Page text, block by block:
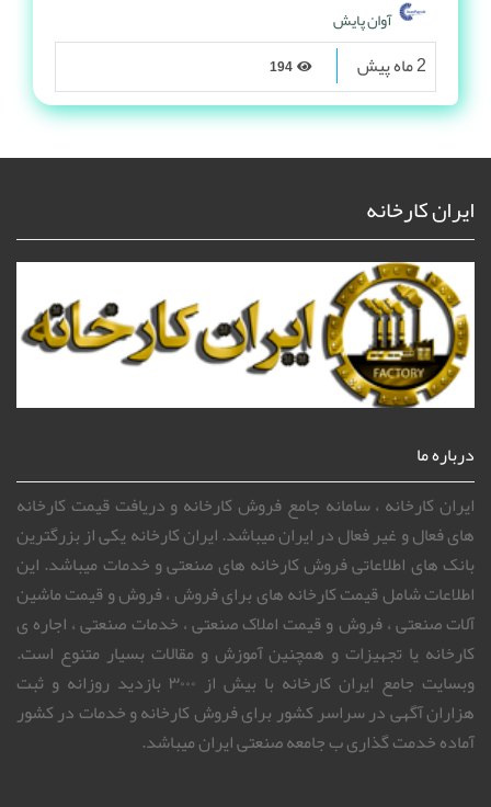
آوان پایش
2 ماه پیش
ایران کارخانه
درباره ما
ایران کارخانه ، سامانه جامع فروش کارخانه و دریافت قیمت کارخانه
های فعال و غیر فعال در ایران میباشد. ایران کارخانه یکی از بزرگترین
بانک های اطلاعاتی فروش کارخانه های صنعتی و خدمات میباشد. این
اطلاعات شامل قیمت کارخانه های برای فروش ، فروش و قیمت ماشین
آلات صنعتی ، فروش و قیمت املاک صنعتی ، خدمات صنعتی ، اجاره ی
کارخانه یا تجهیزات و همچنین آموزش و مقالات بسیار متنوع است.
وبسایت جامع ایران کارخانه با بیش از ۳۰۰۰ بازدید روزانه و ثبت
هزاران آگهی در سراسر کشور برای فروش کارخانه و خدمات در کشور
آماده خدمت گذاری ب جامعه صنعتی ایران میباشد.